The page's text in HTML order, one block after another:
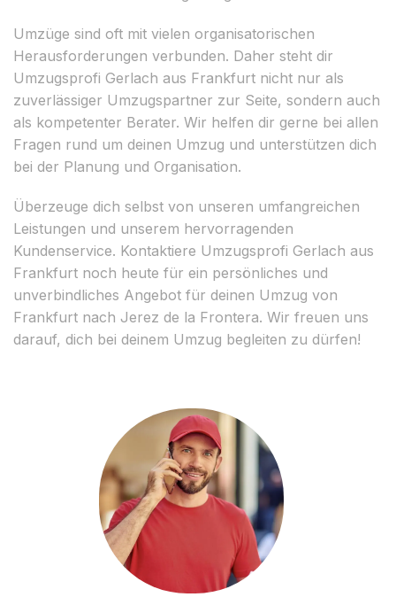
Umzüge sind oft mit vielen organisatorischen
Herausforderungen verbunden. Daher steht dir
Umzugsprofi Gerlach aus Frankfurt nicht nur als
zuverlässiger Umzugspartner zur Seite, sondern auch
als kompetenter Berater. Wir helfen dir gerne bei allen
Fragen rund um deinen Umzug und unterstützen dich
bei der Planung und Organisation.
Überzeuge dich selbst von unseren umfangreichen
Leistungen und unserem hervorragenden
Kundenservice. Kontaktiere Umzugsprofi Gerlach aus
Frankfurt noch heute für ein persönliches und
unverbindliches Angebot für deinen Umzug von
Frankfurt nach Jerez de la Frontera. Wir freuen uns
darauf, dich bei deinem Umzug begleiten zu dürfen!